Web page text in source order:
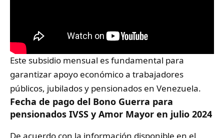
Este subsidio mensual es fundamental para
garantizar apoyo económico a trabajadores
públicos, jubilados y pensionados en Venezuela.
Fecha de pago del Bono Guerra para
pensionados IVSS y Amor Mayor en julio 2024
De acuerdo con la información disponible en el